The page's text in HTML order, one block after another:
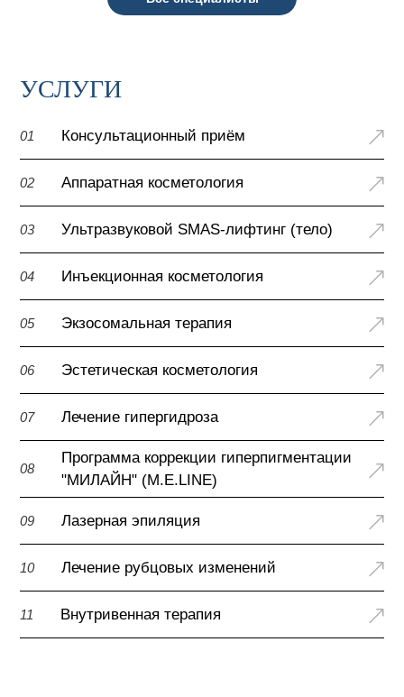
УСЛУГИ
01 Консультационный приём
02 Аппаратная косметология
03 Ультразвуковой SMAS-лифтинг (тело)
04 Инъекционная косметология
05 Экзосомальная терапия
06 Эстетическая косметология
07 Лечение гипергидроза
08
Программа коррекции гиперпигментации
"МИЛАЙН" (M.E.LINE)
09 Лазерная эпиляция
10 Лечение рубцовых изменений
11 Внутривенная терапия